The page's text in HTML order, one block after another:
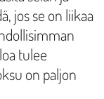
jos se on liikaa
tulee
on paljon